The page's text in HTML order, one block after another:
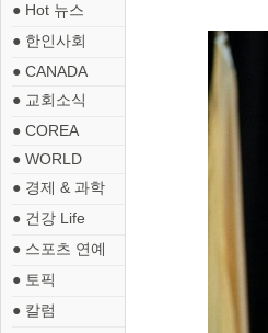
● Hot 뉴스
● 한인사회
● CANADA
● 교회소식
● COREA
● WORLD
● 경제 & 과학
● 건강 Life
● 스포츠 연예
● 토픽
● 칼럼